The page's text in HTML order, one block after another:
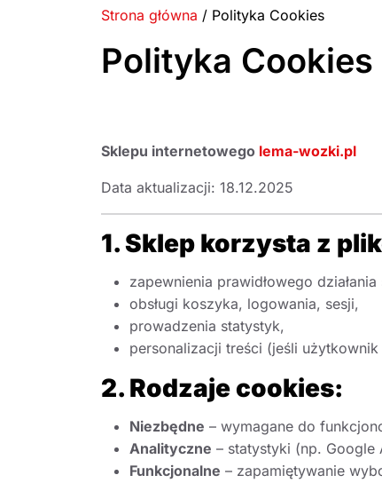
Strona główna / Polityka Cookies
Polityka Cookies
Sklepu internetowego lema-wozki.pl
Data aktualizacji: 18.12.2025
1. Sklep korzysta z
zapewnienia prawidłowego działania
obsługi koszyka, logowania, sesji,
prowadzenia statystyk,
personalizacji treści (jeśli
2. Rodzaje cookies:
Niezbędne – wymagane do
Analityczne – statystyki (np. Google
Funkcjonalne – zapamiętywanie